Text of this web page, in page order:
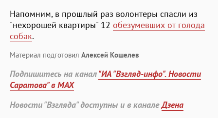
Напомним, в прошлый раз волонтеры спасли из
"нехорошей квартиры" 12 обезумевших от голода
собак.
Материал подготовил Алексей Кошелев
Подпишитесь на канал"ИА "Взгляд-инфо". Новости
Саратова" в MAX
Новости "Взгляда" доступны и в каналеДзена